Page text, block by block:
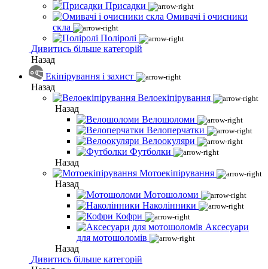
Присадки
Омивачі і очисники
скла
Поліролі
Дивитись більше категорій
Назад
Екіпірування і захист
Назад
Велоекіпірування
Назад
Велошоломи
Велоперчатки
Велоокуляри
Футболки
Назад
Мотоекіпірування
Назад
Мотошоломи
Наколінники
Кофри
Аксесуари
для мотошоломів
Назад
Дивитись більше категорій